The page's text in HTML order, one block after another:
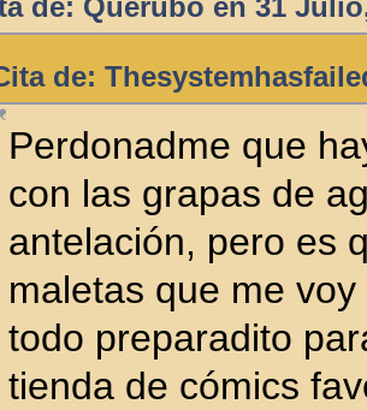
de: Querubo en 31
de:
Perdonadme que
con las grapas de
antelación, pero es
maletas que me
todo preparadito
tienda de cómics